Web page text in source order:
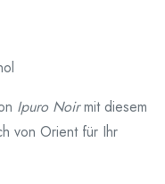
Ipuro Noirmit diesem
von Orient für Ihr